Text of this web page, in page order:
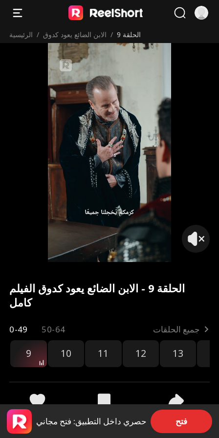
الرئيسية / الابن الضائع يعود كدوق / الحلقة 9
‫كرمكم يُخجلنا جميعًا
الحلقة 9 - الابن الضائع يعود كدوق الفيلم
كامل
0-49 50-64 جميع الحلقات
9 10 11 12 13
570 7.1k مشاركة حصري داخل التطبيق: فتح مجاني فتح